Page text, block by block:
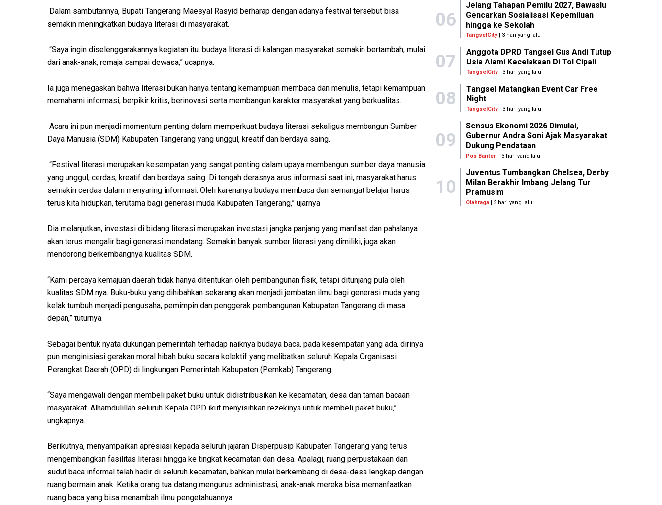
Dalam sambutannya, Bupati Tangerang Maesyal Rasyid berharap dengan adanya festival tersebut bisa
semakin meningkatkan budaya literasi di masyarakat.
“Saya ingin diselenggarakannya kegiatan itu, budaya literasi di kalangan masyarakat semakin bertambah, mulai
dari anak-anak, remaja sampai dewasa,” ucapnya.
Ia juga menegaskan bahwa literasi bukan hanya tentang kemampuan membaca dan menulis, tetapi kemampuan
memahami informasi, berpikir kritis, berinovasi serta membangun karakter masyarakat yang berkualitas.
Acara ini pun menjadi momentum penting dalam memperkuat budaya literasi sekaligus membangun Sumber
Daya Manusia (SDM) Kabupaten Tangerang yang unggul, kreatif dan berdaya saing.
“Festival literasi merupakan kesempatan yang sangat penting dalam upaya membangun sumber daya manusia
yang unggul, cerdas, kreatif dan berdaya saing. Di tengah derasnya arus informasi saat ini, masyarakat harus
semakin cerdas dalam menyaring informasi. Oleh karenanya budaya membaca dan semangat belajar harus
terus kita hidupkan, terutama bagi generasi muda Kabupaten Tangerang,” ujarnya
Dia melanjutkan, investasi di bidang literasi merupakan investasi jangka panjang yang manfaat dan pahalanya
akan terus mengalir bagi generasi mendatang. Semakin banyak sumber literasi yang dimiliki, juga akan
mendorong berkembangnya kualitas SDM.
“Kami percaya kemajuan daerah tidak hanya ditentukan oleh pembangunan fisik, tetapi ditunjang pula oleh
kualitas SDM nya. Buku-buku yang dihibahkan sekarang akan menjadi jembatan ilmu bagi generasi muda yang
kelak tumbuh menjadi pengusaha, pemimpin dan penggerak pembangunan Kabupaten Tangerang di masa
depan,” tuturnya.
Sebagai bentuk nyata dukungan pemerintah terhadap naiknya budaya baca, pada kesempatan yang ada, dirinya
pun menginisiasi gerakan moral hibah buku secara kolektif yang melibatkan seluruh Kepala Organisasi
Perangkat Daerah (OPD) di lingkungan Pemerintah Kabupaten (Pemkab) Tangerang.
“Saya mengawali dengan membeli paket buku untuk didistribusikan ke kecamatan, desa dan taman bacaan
masyarakat. Alhamdulillah seluruh Kepala OPD ikut menyisihkan rezekinya untuk membeli paket buku,”
ungkapnya.
Berikutnya, menyampaikan apresiasi kepada seluruh jajaran Disperpusip Kabupaten Tangerang yang terus
mengembangkan fasilitas literasi hingga ke tingkat kecamatan dan desa. Apalagi, ruang perpustakaan dan
sudut baca informal telah hadir di seluruh kecamatan, bahkan mulai berkembang di desa-desa lengkap dengan
ruang bermain anak. Ketika orang tua datang mengurus administrasi, anak-anak mereka bisa memanfaatkan
ruang baca yang bisa menambah ilmu pengetahuannya.
06
Jelang Tahapan Pemilu 2027, Bawaslu
Gencarkan Sosialisasi Kepemiluan
hingga ke Sekolah
TangselCity | 3 hari yang lalu
07
Anggota DPRD Tangsel Gus Andi Tutup
Usia Alami Kecelakaan Di Tol Cipali
TangselCity| 3 hari yang lalu
08
Tangsel Matangkan Event Car Free
Night
TangselCity| 3 hari yang lalu
09
Sensus Ekonomi 2026 Dimulai,
Gubernur Andra Soni Ajak Masyarakat
Dukung Pendataan
Pos Banten | 3 hari yang lalu
10
Juventus Tumbangkan Chelsea, Derby
Milan Berakhir Imbang Jelang Tur
Pramusim
Olahraga | 2 hari yang lalu